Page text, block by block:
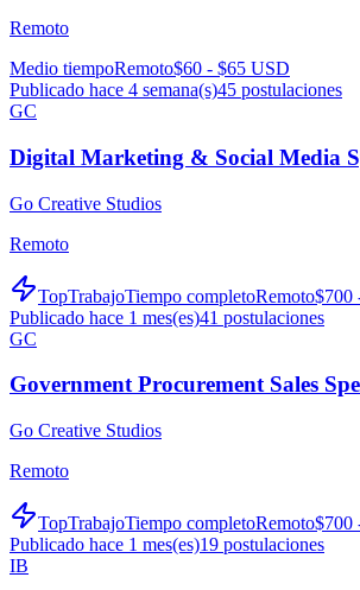
Remoto
Medio tiempoRemoto$60 - $65 USD
Publicado hace 4 semana(s)45 postulaciones
GC
Digital Marketing & Social Media
Go Creative Studios
Remoto
TopTrabajoTiempo completoRemoto$700
Publicado hace 1 mes(es)41 postulaciones
GC
Government Procurement Sales
Go Creative Studios
Remoto
TopTrabajoTiempo completoRemoto$700
Publicado hace 1 mes(es)19 postulaciones
IB